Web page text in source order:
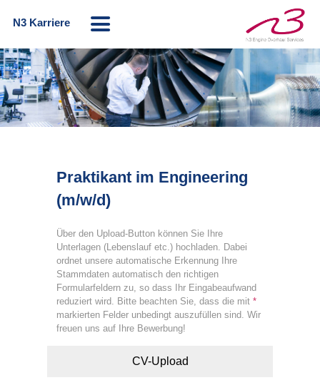
N3 Karriere
Praktikant im Engineering
(m/w/d)
Über den Upload-Button können Sie Ihre
Unterlagen (Lebenslauf etc.) hochladen. Dabei
ordnet unsere automatische Erkennung Ihre
Stammdaten automatisch den richtigen
Formularfeldern zu, so dass Ihr Eingabeaufwand
reduziert wird. Bitte beachten Sie, dass die mit *
markierten Felder unbedingt auszufüllen sind. Wir
freuen uns auf Ihre Bewerbung!
CV-Upload